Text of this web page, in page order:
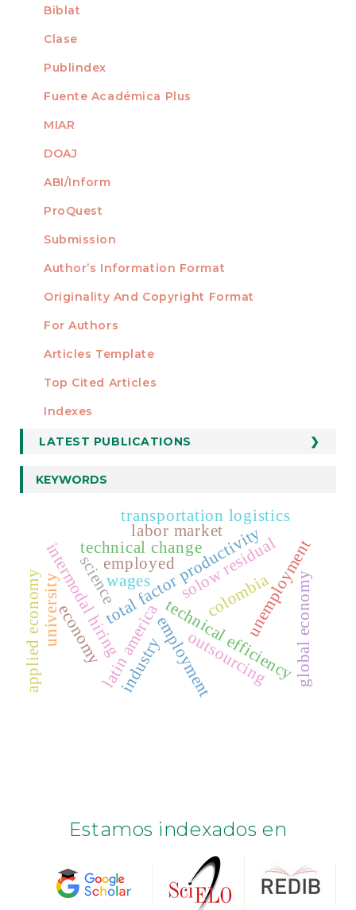
Biblat
Clase
Publindex
Fuente Académica Plus
MIAR
DOAJ
ABI/Inform
ProQuest
AUTHORS
Submission
Author’s Information Format
Originality And Copyright Format
For Authors
Articles Template
STATISTICS
Top Cited Articles
Indexes
LATEST PUBLICATIONS
KEYWORDS
total factor productivity
solow residual
technical change
technical efficiency
latin america
unemployment
employment
employed
labor market
transportation logistics
intermodal hiring outsourcing
science
universityeconomy
applied economy global economy
colombia
industry
wages
Estamos indexados en